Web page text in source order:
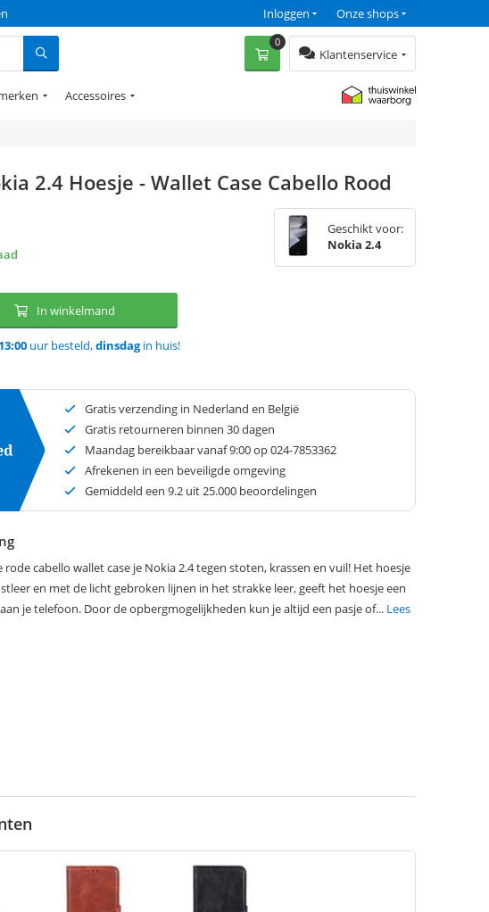
Onze shops
Inloggen
Klantenservice
0
Accessoires
2.4 Hoesje - Wallet Case Cabello Rood
Geschikt voor:
Nokia 2.4
In winkelmand
13:00 uur besteld,dinsdagin huis!
Gratis verzending in Nederland en België
Gratis retourneren binnen 30 dagen
Maandag bereikbaar vanaf 9:00 op 024-7853362
Afrekenen in een beveiligde omgeving
Gemiddeld een 9.2 uit 25.000 beoordelingen
rode cabello wallet case je Nokia 2.4 tegen stoten, krassen en vuil! Het hoesje
en met de licht gebroken lijnen in het strakke leer, geeft het hoesje een
je telefoon. Door de opbergmogelijkheden kun je altijd een pasje of... Lees